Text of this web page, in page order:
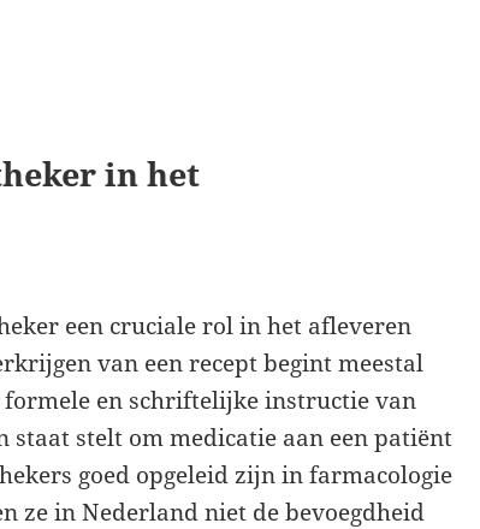
in het
een cruciale rol in het afleveren
van een recept begint meestal
formele en schriftelijke instructie van
staat stelt om medicatie aan een patiënt
goed opgeleid zijn in farmacologie
ze in Nederland niet de bevoegdheid